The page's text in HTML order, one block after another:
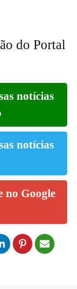
do Portal
notícias
notícias
no Google